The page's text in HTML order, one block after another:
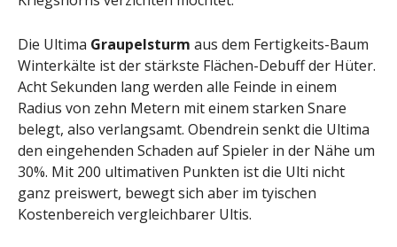
Die Ultima Graupelsturm aus dem Fertigkeits-Baum
Winterkälte ist der stärkste Flächen-Debuff der Hüter.
Acht Sekunden lang werden alle Feinde in einem
Radius von zehn Metern mit einem starken Snare
belegt, also verlangsamt. Obendrein senkt die Ultima
den eingehenden Schaden auf Spieler in der Nähe um
30%. Mit 200 ultimativen Punkten ist die Ulti nicht
ganz preiswert, bewegt sich aber im tyischen
Kostenbereich vergleichbarer Ultis.